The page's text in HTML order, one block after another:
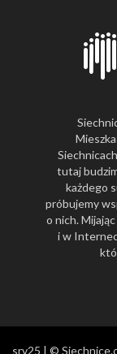
tutaj
każdego
próbujemy
o nich.
i w
srv25 | ©